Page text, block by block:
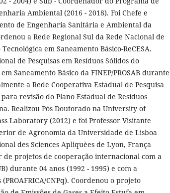
Ambiental (2016 - 2018). Foi Chefe e
de Engenharia Sanitária e Ambiental da
a Rede Regional Sul da Rede Nacional de
em Saneamento Básico-ReCESA.
de Pesquisas em Resíduos Sólidos do
Saneamento Básico da FINEP/PROSAB durante
a Rede Cooperativa Estadual de Pesquisa
para revisão do Plano Estadual de Resíduos
Realizou Pós Doutorado na University of
Laboratory (2012) e foi Professor Visitante
de Agronomia da Universidade de Lisboa
des Sciences Apliquèes de Lyon, França
de projetos de cooperação internacional com a
durante 04 anos (1992 - 1995) e com a
CNPq). Coordenou o projeto